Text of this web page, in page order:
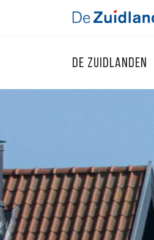
DE ZUIDLANDEN